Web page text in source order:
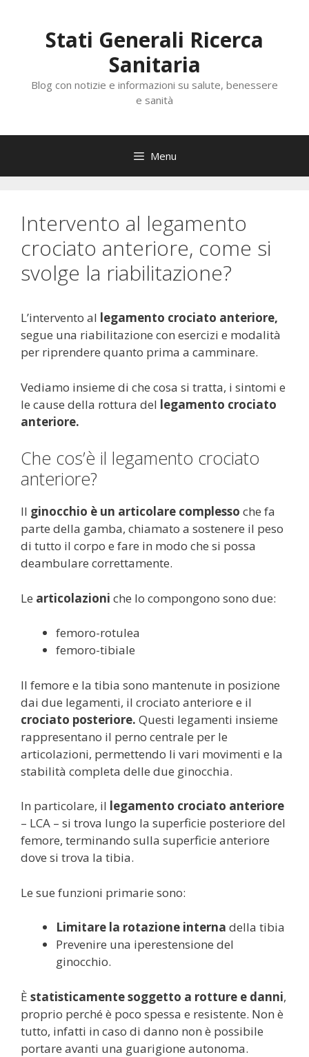
contenutoStati Generali Ricerca
Sanitaria
Blog con notizie e informazioni su salute, benessere
e sanità
Menu
Intervento al legamento
crociato anteriore, come si
svolge la riabilitazione?
L’intervento al legamento crociato anteriore,
segue una riabilitazione con esercizi e modalità
per riprendere quanto prima a camminare.
Vediamo insieme di che cosa si tratta, i sintomi e
le cause della rottura del legamento crociato
anteriore.
Che cos’è il legamento crociato
anteriore?
Il ginocchio è un articolare complesso che fa
parte della gamba, chiamato a sostenere il peso
di tutto il corpo e fare in modo che si possa
deambulare correttamente.
Le articolazioni che lo compongono sono due:
femoro-rotulea
femoro-tibiale
Il femore e la tibia sono mantenute in posizione
dai due legamenti, il crociato anteriore e il
crociato posteriore. Questi legamenti insieme
rappresentano il perno centrale per le
articolazioni, permettendo li vari movimenti e la
stabilità completa delle due ginocchia.
In particolare, il legamento crociato anteriore
– LCA – si trova lungo la superficie posteriore del
femore, terminando sulla superficie anteriore
dove si trova la tibia.
Le sue funzioni primarie sono:
Limitare la rotazione interna della tibia
Prevenire una iperestensione del
ginocchio.
È statisticamente soggetto a rotture e danni,
proprio perché è poco spessa e resistente. Non è
tutto, infatti in caso di danno non è possibile
portare avanti una guarigione autonoma.